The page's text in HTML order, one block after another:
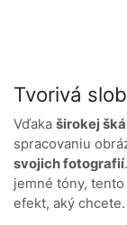
Tvorivá
Vďaka širokej
spracovaniu
svojich fotografií
jemné tóny,
efekt, aký chcete.